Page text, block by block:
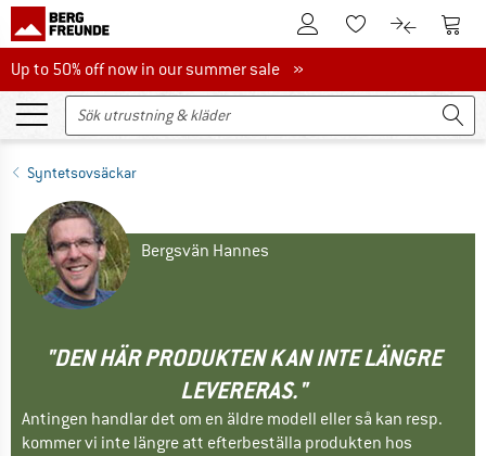
Till kundkontotTill minneslistan.
Till Till
Up to 50% off now in our summer sale
Up to 50% off now in our summer sale »
Syntetsovsäckar
Bergsvän Hannes
"DEN HÄR PRODUKTEN KAN INTE LÄNGRE
LEVERERAS."
Antingen handlar det om en äldre modell eller så kan resp.
kommer vi inte längre att efterbeställa produkten hos